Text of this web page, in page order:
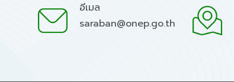
อีเมล
saraban@onep.go.th